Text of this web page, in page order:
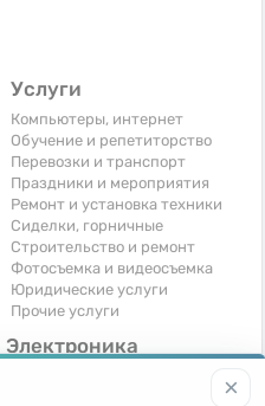
Услуги
Компьютеры, интернет
Обучение и репетиторство
Перевозки и транспорт
Праздники и мероприятия
Ремонт и установка техники
Сиделки, горничные
Строительство и ремонт
Фотосъемка и видеосъемка
Юридические услуги
Прочие услуги
Электроника
×